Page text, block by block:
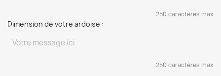
250 caractères max
Dimension de votre ardoise :
250 caractères max